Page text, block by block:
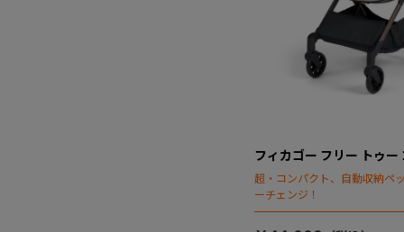
フィカゴー フリー トゥー
超・コンパクト、自動収納ペ
ーチェンジ！